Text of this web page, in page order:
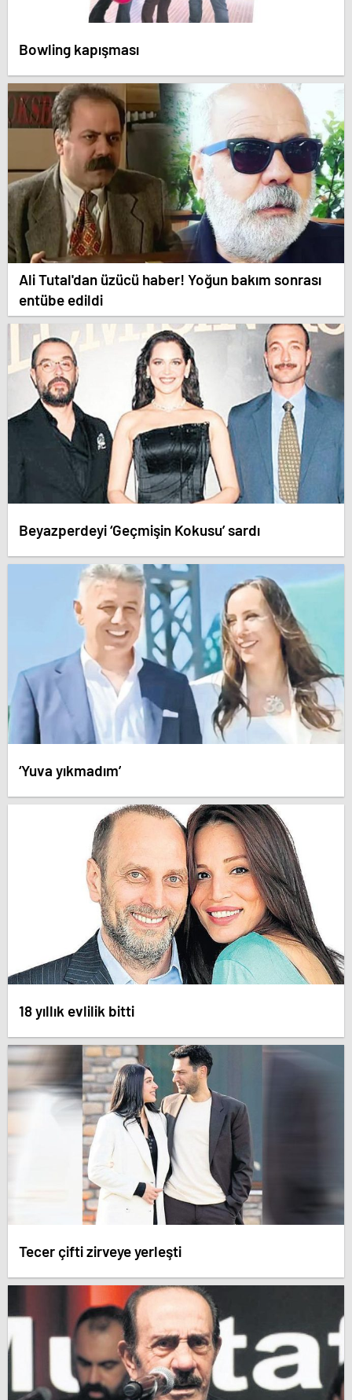
Bowling kapışması
Ali Tutal'dan üzücü haber! Yoğun bakım sonrası
entübe edildi
Beyazperdeyi ‘Geçmişin Kokusu’ sardı
‘Yuva yıkmadım’
18 yıllık evlilik bitti
Tecer çifti zirveye yerleşti